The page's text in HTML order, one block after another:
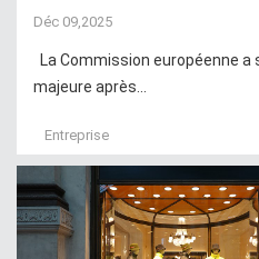
Déc 09,2025
La Commission européenne a
majeure après...
Entreprise